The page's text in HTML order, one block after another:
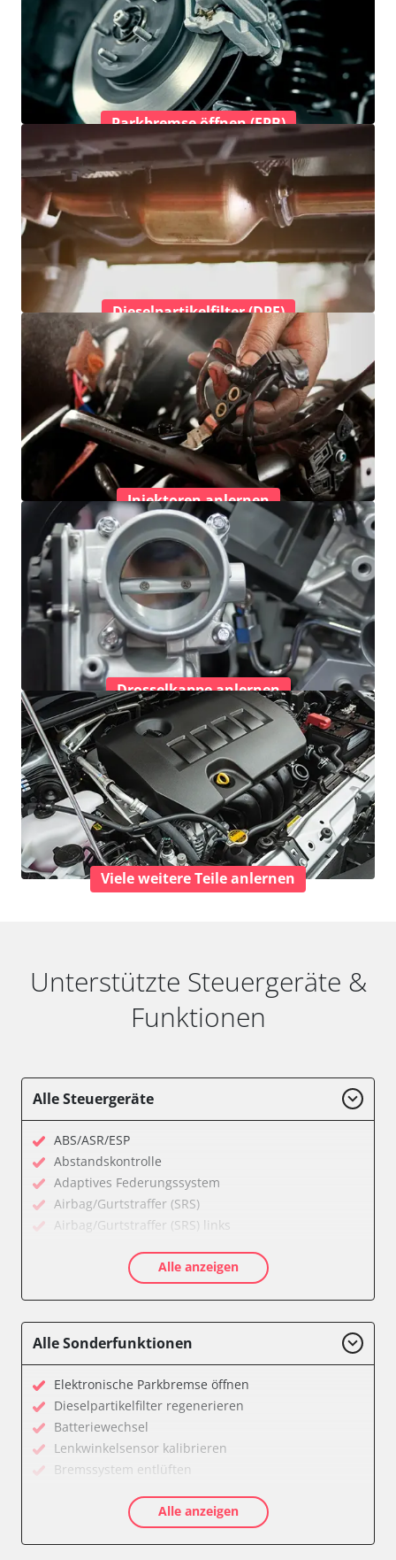
Parkbremse öffnen (EPB)
Dieselpartikelfilter (DPF)
Injektoren anlernen
Drosselkappe anlernen
Viele weitere Teile anlernen
Unterstützte Steuergeräte &
Funktionen
Alle Steuergeräte
ABS/ASR/ESP
Abstandskontrolle
Adaptives Federungssystem
Airbag/Gurtstraffer (SRS)
Airbag/Gurtstraffer (SRS) links
Aktiver Kollisionsschutz
Anhängersteuergerät
Batteriemanagement
CD-Wechsler
Command
Dachbedieneinheit (DBE)
Diagnoseschnittstelle (EOBD/OBDII)
Einparkhilfe
Elektronische Zündanlage
Elektronisches Stabilitätsprogramm (ESP)
Elektronisches Wählhebel-Modul (EWM)
Alle anzeigen
Alle Sonderfunktionen
Elektronische Parkbremse öffnen
Dieselpartikelfilter regenerieren
Batteriewechsel
Lenkwinkelsensor kalibrieren
Bremssystem entlüften
Luftmassenmesser anlernen
Elektronische Parkbremse kalibrieren
Alle anzeigen